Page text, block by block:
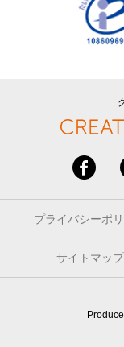
プライバシーポ
サイトマップ